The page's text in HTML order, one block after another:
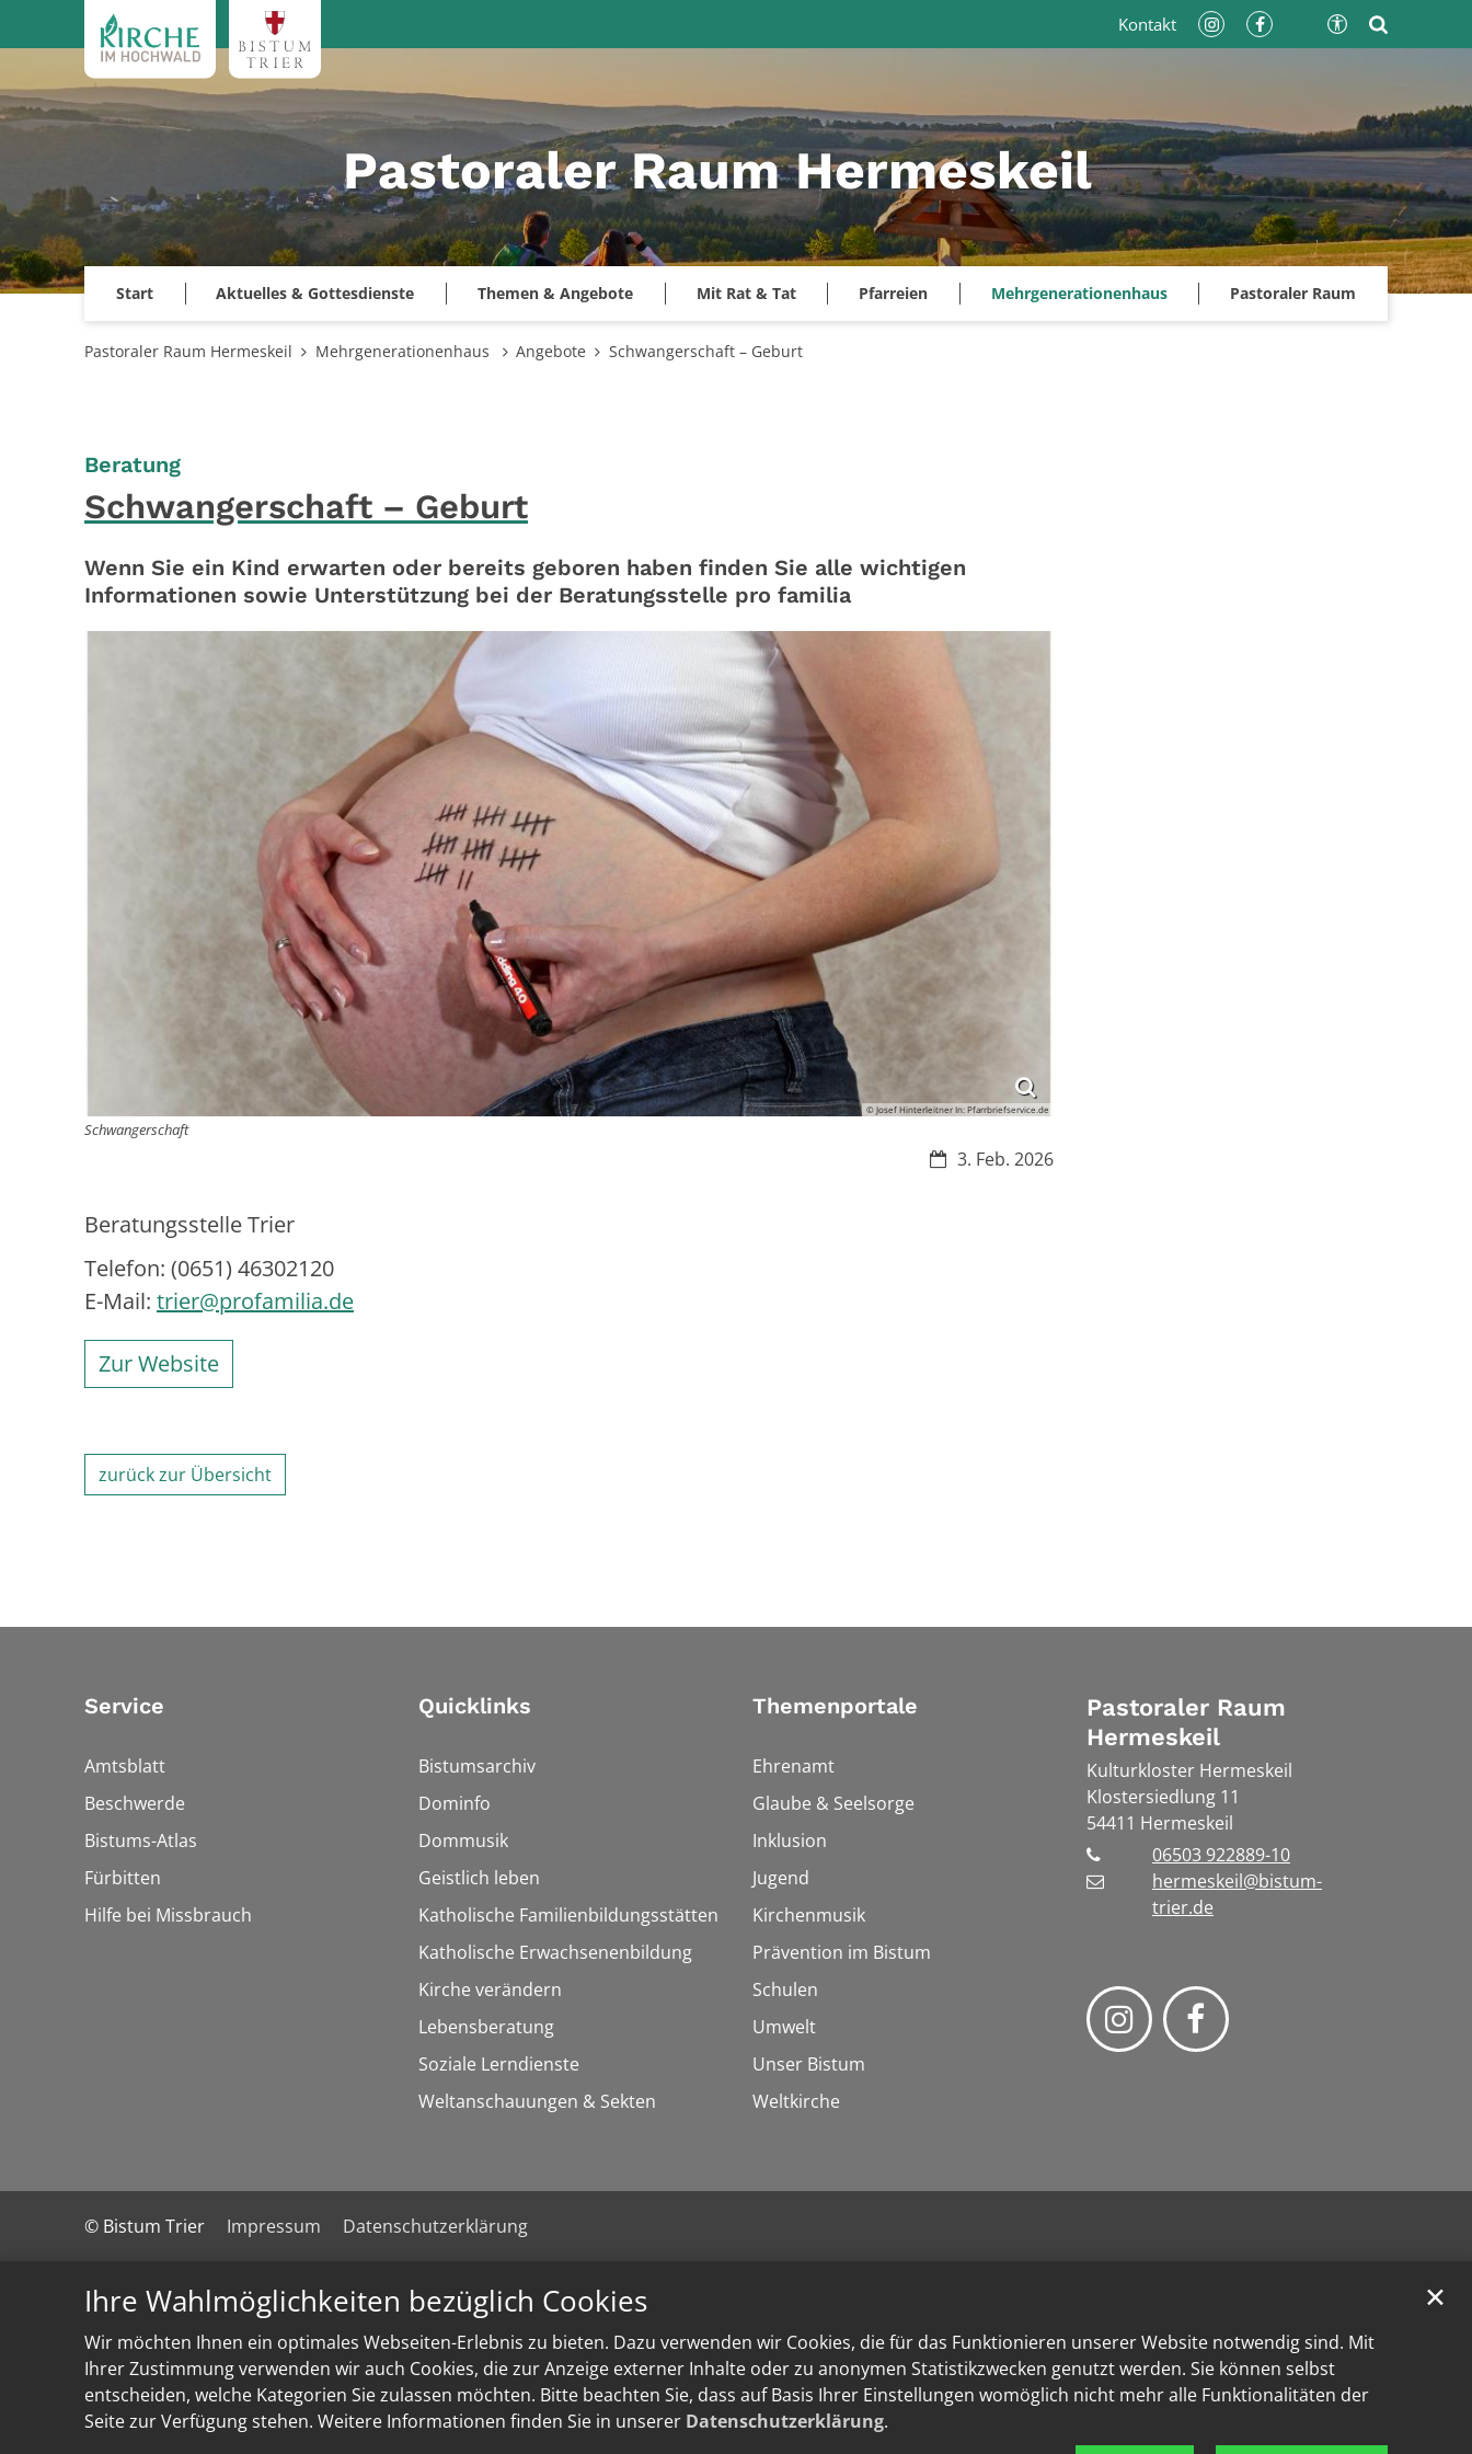
Ihre Wahlmöglichkeiten bezüglich Cookies
Wir möchten Ihnen ein optimales Webseiten-Erlebnis zu bieten. Dazu verwenden wir Cookies, die für das Funktionieren unserer Website notwendig sind. Mit
Ihrer Zustimmung verwenden wir auch Cookies, die zur Anzeige externer Inhalte oder zu anonymen Statistikzwecken genutzt werden. Sie können selbst
entscheiden, welche Kategorien Sie zulassen möchten. Bitte beachten Sie, dass auf Basis Ihrer Einstellungen womöglich nicht mehr alle Funktionalitäten der
Seite zur Verfügung stehen. Weitere Informationen finden Sie in unserer Datenschutzerklärung.
✕
Zum Inhalt springen
Pastoraler Raum Hermeskeil
Start Aktuelles & Gottesdienste Themen & Angebote Mit Rat & Tat Pfarreien Mehrgenerationenhaus Pastoraler Raum
Kontakt
Pastoraler Raum Hermeskeil Mehrgenerationenhaus Angebote Schwangerschaft – Geburt
Beratung:
Schwangerschaft – Geburt
Wenn Sie ein Kind erwarten oder bereits geboren haben finden Sie alle wichtigen
Informationen sowie Unterstützung bei der Beratungsstelle pro familia
© Josef Hinterleitner In: Pfarrbriefservice.de
Schwangerschaft
Datum:
3. Feb. 2026
Beratungsstelle Trier
Telefon: (0651) 46302120
E-Mail: trier@profamilia.de
Zur Website
zurück zur Übersicht
Service
Amtsblatt
Beschwerde
Bistums-Atlas
Fürbitten
Hilfe bei Missbrauch
Quicklinks
Bistumsarchiv
Dominfo
Dommusik
Geistlich leben
Katholische Familienbildungsstätten
Katholische Erwachsenenbildung
Kirche verändern
Lebensberatung
Soziale Lerndienste
Weltanschauungen & Sekten
Themenportale
Ehrenamt
Glaube & Seelsorge
Inklusion
Jugend
Kirchenmusik
Prävention im Bistum
Schulen
Umwelt
Unser Bistum
Weltkirche
Pastoraler Raum
Hermeskeil
Kulturkloster Hermeskeil
Klostersiedlung 11
54411 Hermeskeil
06503 922889-10
hermeskeil@bistum-
trier.de
© Bistum Trier Impressum Datenschutzerklärung